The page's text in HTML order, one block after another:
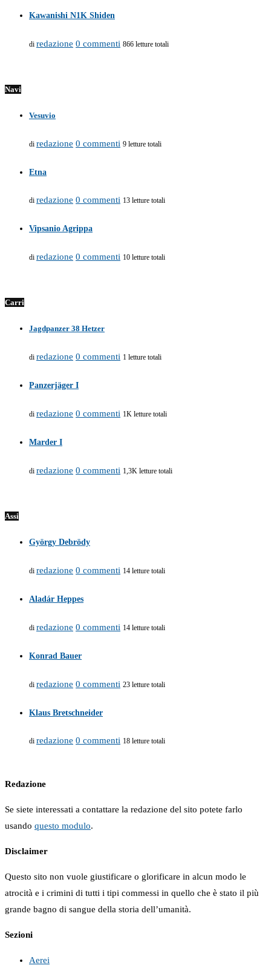
Kawanishi N1K Shiden
di redazione 0 commenti 866 letture totali
Navi
Vesuvio
di redazione 0 commenti 9 letture totali
Etna
di redazione 0 commenti 13 letture totali
Vipsanio Agrippa
di redazione 0 commenti 10 letture totali
Carri
Jagdpanzer 38 Hetzer
di redazione 0 commenti 1 letture totali
Panzerjäger I
di redazione 0 commenti 1K letture totali
Marder I
di redazione 0 commenti 1,3K letture totali
Assi
György Debrödy
di redazione 0 commenti 14 letture totali
Aladár Heppes
di redazione 0 commenti 14 letture totali
Konrad Bauer
di redazione 0 commenti 23 letture totali
Klaus Bretschneider
di redazione 0 commenti 18 letture totali
Redazione
Se siete interessati a contattare la redazione del sito potete farlo
usando questo modulo.
Disclaimer
Questo sito non vuole giustificare o glorificare in alcun modo le
atrocità e i crimini di tutti i tipi commessi in quello che è stato il più
grande bagno di sangue della storia dell’umanità.
Sezioni
Aerei